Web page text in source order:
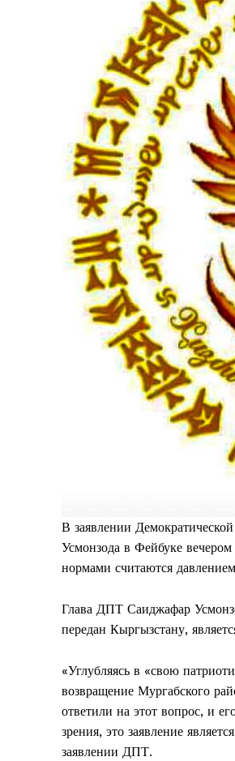
В заявлении
Усмонзода в Фейбуке
нормами считаются
Глава ДПТ Саиджафар
передан Кыргызстану,
«Углубляясь в «свою
возвращение Мургабского
ответили на этот вопрос, и
зрения, это заявление
заявлении ДПТ.